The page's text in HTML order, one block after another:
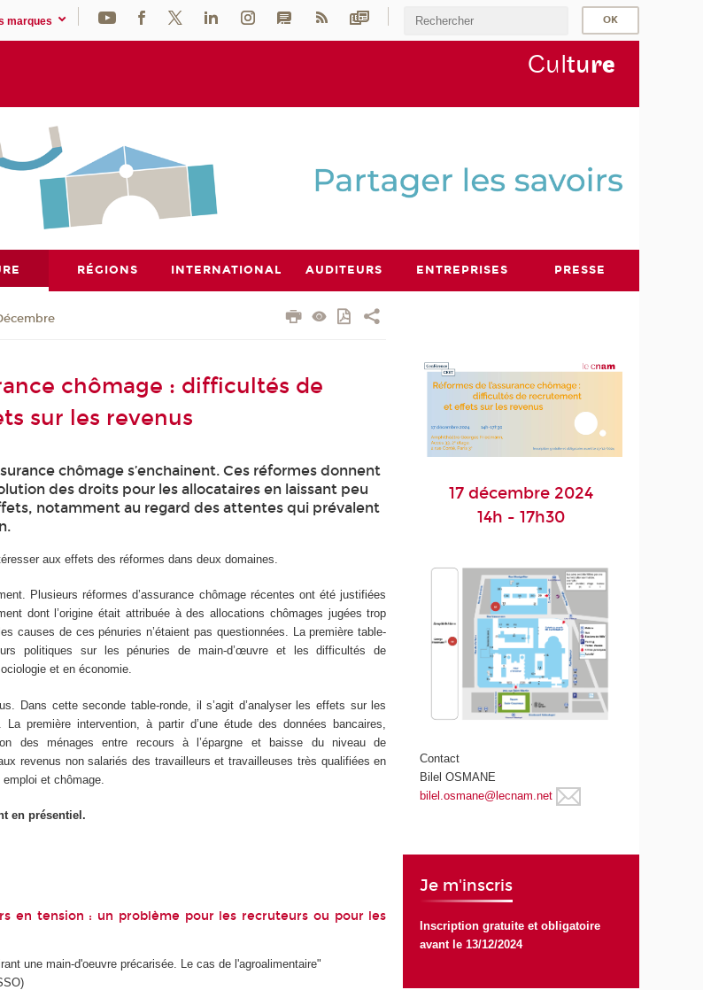
marques
Culture
RÉGIONS INTERNATIONAL AUDITEURS ENTREPRISES PRESSE
chômage : difficultés de
sur les revenus
chômage s’enchainent. Ces réformes donnent
des droits pour les allocataires en laissant peu
notamment au regard des attentes qui prévalent
aux effets des réformes dans deux domaines.
Plusieurs réformes d’assurance chômage récentes ont été justifiées
dont l’origine était attribuée à des allocations chômages jugées trop
causes de ces pénuries n’étaient pas questionnées. La première table-
politiques sur les pénuries de main-d’œuvre et les difficultés de
et en économie.
Dans cette seconde table-ronde, il s’agit d’analyser les effets sur les
première intervention, à partir d’une étude des données bancaires,
des ménages entre recours à l’épargne et baisse du niveau de
revenus non salariés des travailleurs et travailleuses très qualifiées en
et chômage.
en présentiel.
en tension : un problème pour les recruteurs ou pour les
une main-d'oeuvre précarisée. Le cas de l'agroalimentaire"
17 décembre 2024
14h - 17h30
Contact
Bilel OSMANE
bilel.osmane@lecnam.net
Je m'inscris
Inscription gratuite et obligatoire
avant le 13/12/2024